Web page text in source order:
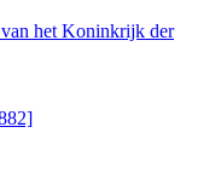
het Koninkrijk der